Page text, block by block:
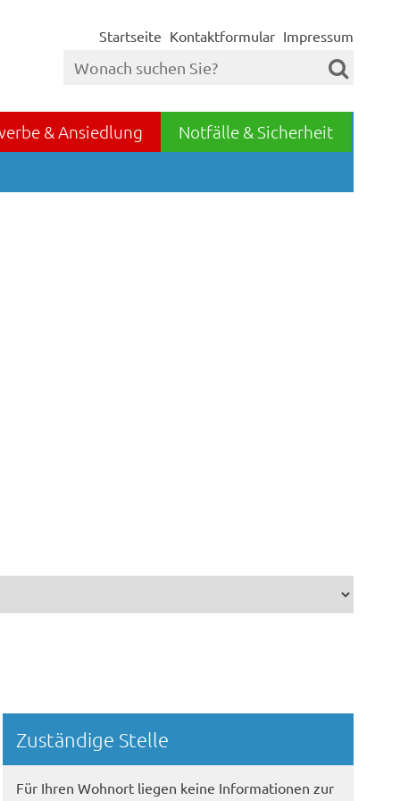
Startseite Kontaktformular Impressum
& Ansiedlung Notfälle & Sicherheit
Randspalte
Zuständige Stelle
Für Ihren Wohnort liegen keine Informationen zur